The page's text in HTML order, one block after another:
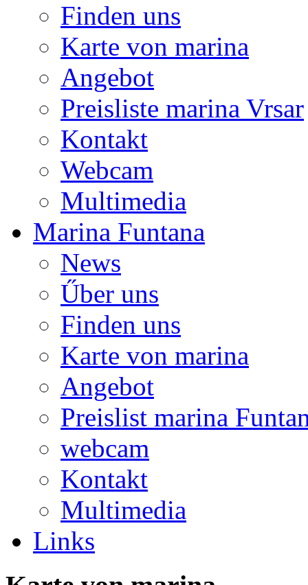
Finden uns
Karte von marina
Angebot
Preisliste marina Vrsar
Kontakt
Webcam
Multimedia
Marina Funtana
News
Űber uns
Finden uns
Karte von marina
Angebot
Preislist marina
webcam
Kontakt
Multimedia
Links